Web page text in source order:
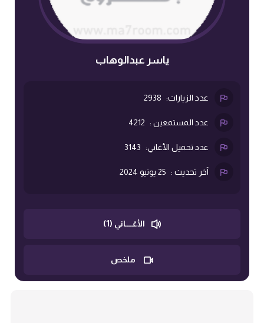
ياسر عبدالوهاب
عدد الزيارات: 2938
عدد المستمعين : 4212
عدد تحميل الأغاني: 3143
آخر تحديث : 25 يونيو 2024
الأغــــاني (1)
ملخص